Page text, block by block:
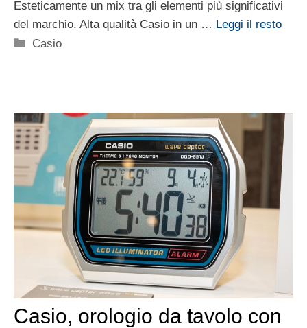
Esteticamente un mix tra gli elementi più significativi
del marchio. Alta qualità Casio in un … Leggi il resto
Categorie
Casio
Casio, orologio da tavolo con